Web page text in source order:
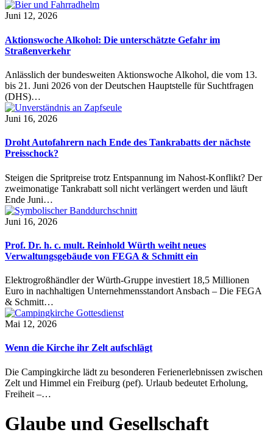
Juni 12, 2026
Aktionswoche Alkohol: Die unterschätzte Gefahr im
Straßenverkehr
Anlässlich der bundesweiten Aktionswoche Alkohol, die vom 13.
bis 21. Juni 2026 von der Deutschen Hauptstelle für Suchtfragen
(DHS)…
Juni 16, 2026
Droht Autofahrern nach Ende des Tankrabatts der nächste
Preisschock?
Steigen die Spritpreise trotz Entspannung im Nahost-Konflikt? Der
zweimonatige Tankrabatt soll nicht verlängert werden und läuft
Ende Juni…
Juni 16, 2026
Prof. Dr. h. c. mult. Reinhold Würth weiht neues
Verwaltungsgebäude von FEGA & Schmitt ein
Elektrogroßhändler der Würth-Gruppe investiert 18,5 Millionen
Euro in nachhaltigen Unternehmensstandort Ansbach – Die FEGA
& Schmitt…
Mai 12, 2026
Wenn die Kirche ihr Zelt aufschlägt
Die Campingkirche lädt zu besonderen Ferienerlebnissen zwischen
Zelt und Himmel ein Freiburg (pef). Urlaub bedeutet Erholung,
Freiheit –…
Glaube und Gesellschaft